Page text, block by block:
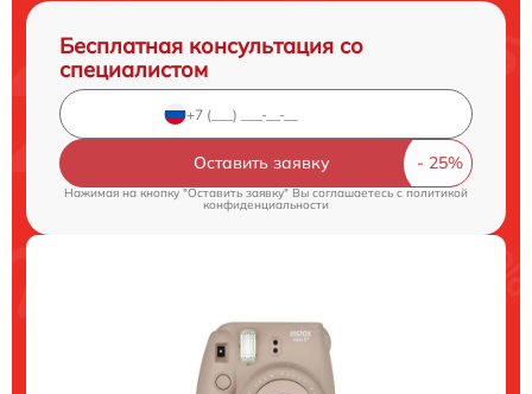
Бесплатная консультация со
специалистом
Оставить заявку
Нажимая на кнопку "Оставить заявку" Вы соглашаетесь c политикой
конфиденциальности